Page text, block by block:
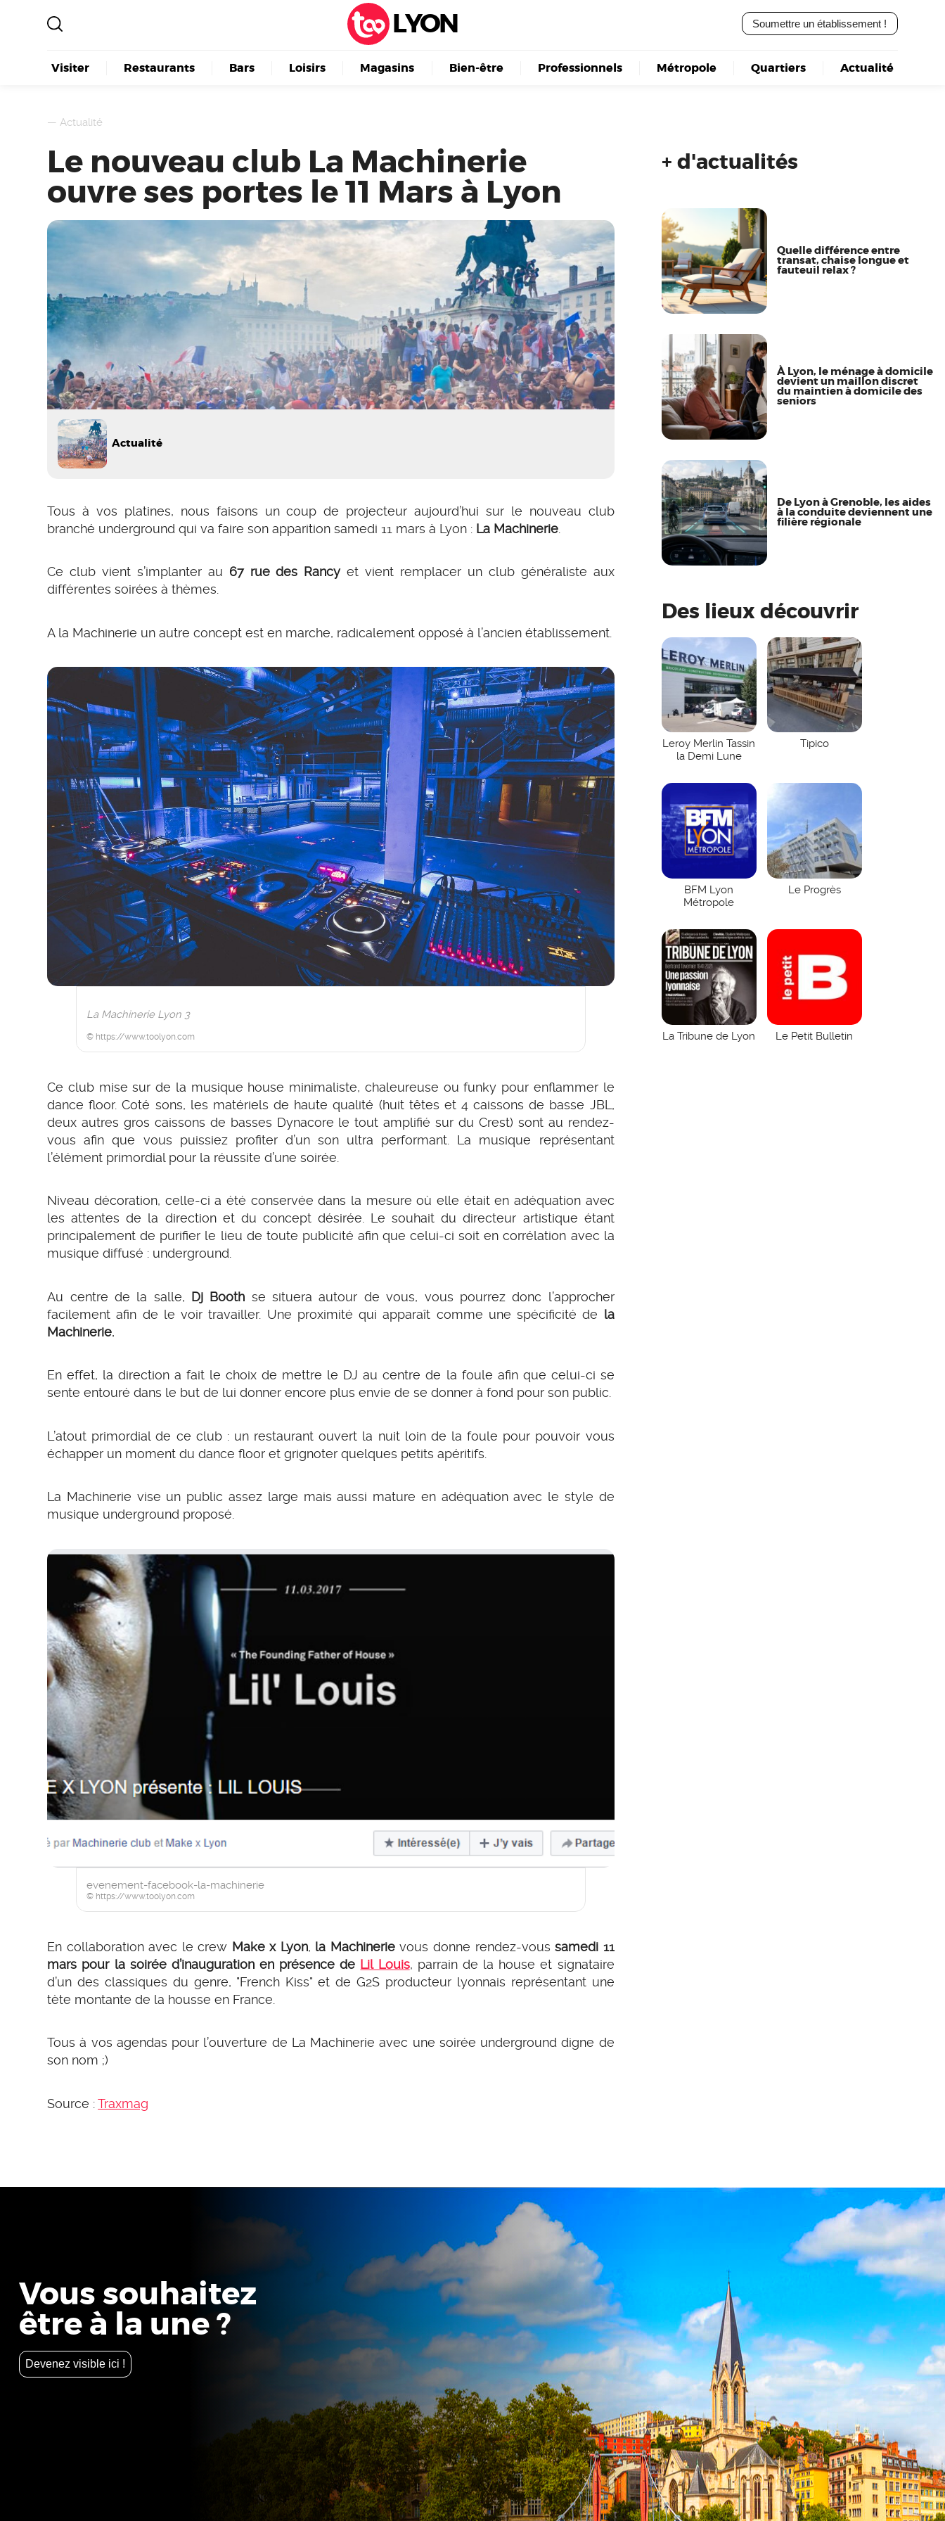
LYON Soumettre un établissement !
Visiter Restaurants Bars Loisirs Magasins Bien-être Professionnels Métropole Quartiers Actualité
—Actualité
Le nouveau club La Machinerie
ouvre ses portes le 11 Mars à Lyon
Actualité
Tous à vos platines, nous faisons un coup de projecteur aujourd’hui sur le nouveau club
branché underground qui va faire son apparition samedi 11 mars à Lyon : La Machinerie
Ce club vient s’implanter au 67 rue des Rancyet vient remplacer un club généraliste aux
différentes soirées à thèmes.
A la Machinerie un autre concept est en marche, radicalement opposé à l’ancien établissement.
La Machinerie Lyon 3
© https://www.toolyon.com
Ce club mise sur de la musique house minimaliste, chaleureuse ou funky pour enflammer le
dance floor. Coté sons, les matériels de haute qualité (huit têtes et 4 caissons de basse JBL,
deux autres gros caissons de basses Dynacore le tout amplifié sur du Crest) sont au rendez-
vous afin que vous puissiez profiter d’un son ultra performant. La musique représentant
l’élément primordial pour la réussite d’une soirée.
Niveau décoration, celle-ci a été conservée dans la mesure où elle était en adéquation avec
les attentes de la direction et du concept désirée. Le souhait du directeur artistique étant
principalement de purifier le lieu de toute publicité afin que celui-ci soit en corrélation avec la
musique diffusé : underground.
Au centre de la salle, Dj Booth se situera autour de vous, vous pourrez donc l’approcher
facilement afin de le voir travailler. Une proximité qui apparaît comme une spécificité de la
Machinerie.
En effet, la direction a fait le choix de mettre le DJ au centre de la foule afin que celui-ci se
sente entouré dans le but de lui donner encore plus envie de se donner à fond pour son public.
L’atout primordial de ce club : un restaurant ouvert la nuit loin de la foule pour pouvoir vous
échapper un moment du dance floor et grignoter quelques petits apéritifs.
La Machinerie vise un public assez large mais aussi mature en adéquation avec le style de
musique underground proposé.
evenement-facebook-la-machinerie
© https://www.toolyon.com
En collaboration avec le crew Make x Lyon, la Machinerievous donne rendez-voussamedi 11
mars pour la soirée d’inauguration en présence de Lil Louis, parrain de la house et signataire
d’un des classiques du genre, "French Kiss" et de G2S producteur lyonnais représentant une
tète montante de la housse en France.
Tous à vos agendas pour l’ouverture de La Machinerie avec une soirée underground digne de
son nom ;)
Source :Traxmag
+ d'actualités
Quelle différence entre
transat, chaise longue et
fauteuil relax ?
À Lyon, le ménage à domicile
devient un maillon discret
du maintien à domicile des
seniors
De Lyon à Grenoble, les aides
à la conduite deviennent une
filière régionale
Des lieux découvrir
Leroy Merlin Tassin
la Demi Lune
Tipico
BFM Lyon
Métropole
Le Progrès
La Tribune de Lyon Le Petit Bulletin
Vous souhaitez
être à la une ?
Devenez visible ici !